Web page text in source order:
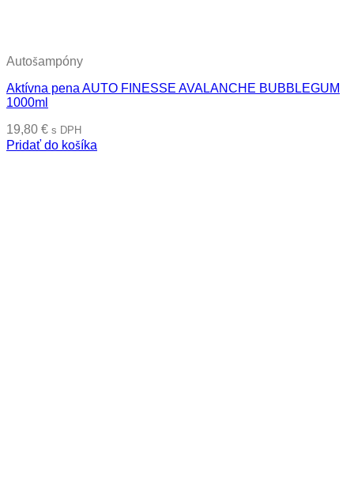
Autošampóny
Aktívna pena AUTO FINESSE AVALANCHE BUBBLEGUM
1000ml
19,80 € s DPH
Pridať do košíka